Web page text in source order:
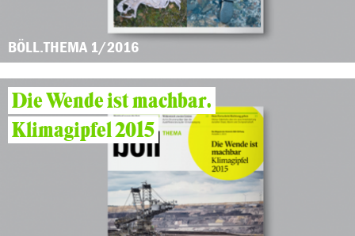
BÖLL.THEMA 1/2016
Die Wende ist machbar.
Klimagipfel 2015